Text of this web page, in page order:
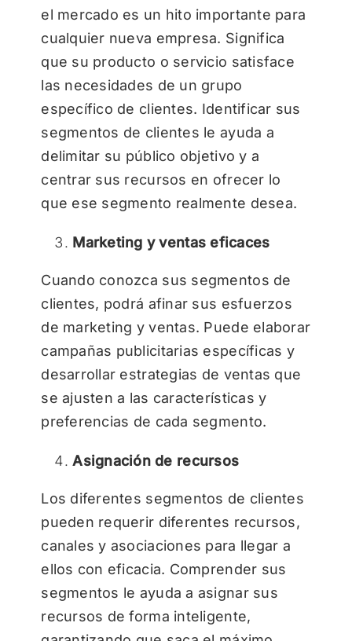
el mercado es un hito importante para
cualquier nueva empresa. Significa
que su producto o servicio satisface
las necesidades de un grupo
específico de clientes. Identificar sus
segmentos de clientes le ayuda a
delimitar su público objetivo y a
centrar sus recursos en ofrecer lo
que ese segmento realmente desea.
Marketing y ventas eficaces
Cuando conozca sus segmentos de
clientes, podrá afinar sus esfuerzos
de marketing y ventas. Puede elaborar
campañas publicitarias específicas y
desarrollar estrategias de ventas que
se ajusten a las características y
preferencias de cada segmento.
Asignación de recursos
Los diferentes segmentos de clientes
pueden requerir diferentes recursos,
canales y asociaciones para llegar a
ellos con eficacia. Comprender sus
segmentos le ayuda a asignar sus
recursos de forma inteligente,